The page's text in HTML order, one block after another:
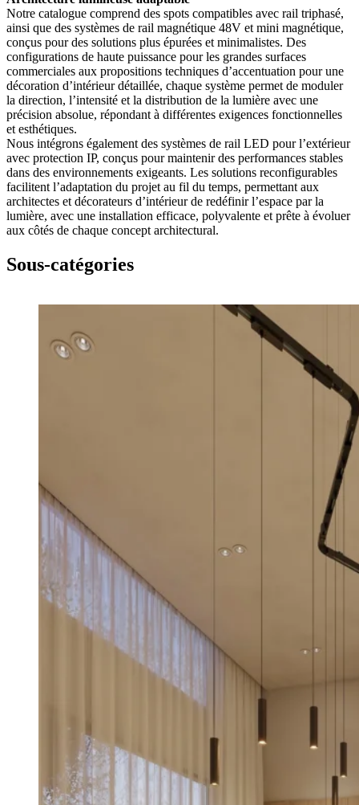
Notre catalogue comprend des spots compatibles avec rail triphasé,
ainsi que des systèmes de rail magnétique 48V et mini magnétique,
conçus pour des solutions plus épurées et minimalistes. Des
configurations de haute puissance pour les grandes surfaces
commerciales aux propositions techniques d’accentuation pour une
décoration d’intérieur détaillée, chaque système permet de moduler
la direction, l’intensité et la distribution de la lumière avec une
précision absolue, répondant à différentes exigences fonctionnelles
et esthétiques.
Nous intégrons également des systèmes de rail LED pour l’extérieur
avec protection IP, conçus pour maintenir des performances stables
dans des environnements exigeants. Les solutions reconfigurables
facilitent l’adaptation du projet au fil du temps, permettant aux
architectes et décorateurs d’intérieur de redéfinir l’espace par la
lumière, avec une installation efficace, polyvalente et prête à évoluer
aux côtés de chaque concept architectural.
Sous-catégories